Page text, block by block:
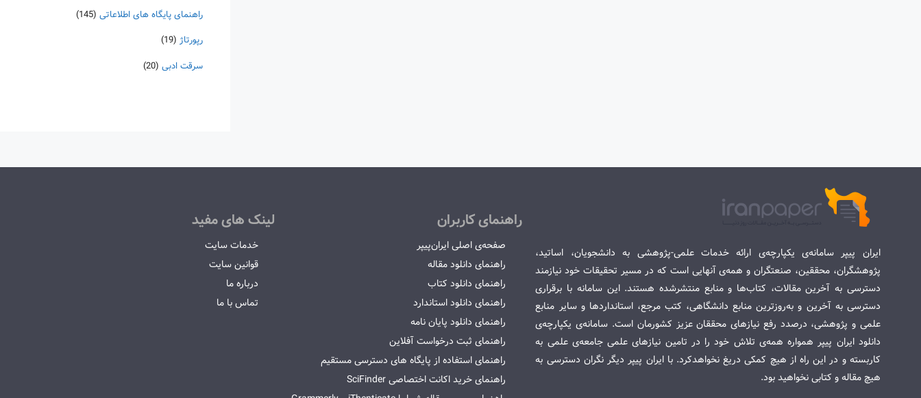
راهنمای پایگاه های اطلاعاتی (145)
رپورتاژ (19)
سرقت ادبی (20)
ایران پیپر سامانه‌ی یکپارچه‌ی ارائه خدمات علمی-پژوهشی به دانشجویان، اساتید،
پژوهشگران، محققین، صنعتگران و همه‌ی آنهایی است که در مسیر تحقیقات خود نیازمند
دسترسی به آخرین مقالات، کتاب‌ها و منابع منتشرشده هستند. این سامانه با برقراری
دسترسی به آخرین و به‌روزترین منابع دانشگاهی، کتب مرجع، استانداردها و سایر منابع
علمی و پژوهشی، درصدد رفع نیازهای محققان عزیز کشورمان است. سامانه‌ی یکپارچه‌ی
دانلود ایران پیپر همواره همه‌ی تلاش خود را در تامین نیازهای علمی جامعه‌ی علمی به
کاربسته و در این راه از هیچ کمکی دریغ نخواهدکرد. با ایران پیپر دیگر نگران دسترسی به
هیچ مقاله و کتابی نخواهید بود.
راهنمای کاربران
صفحه‌ی اصلی ایران‌پیپر
راهنمای دانلود مقاله
راهنمای دانلود کتاب
راهنمای دانلود استاندارد
راهنمای دانلود پایان نامه
راهنمای ثبت درخواست آفلاین
راهنمای استفاده از پایگاه های دسترسی مستقیم
راهنمای خرید اکانت اختصاصی SciFinder
لینک های مفید
خدمات سایت
قوانین سایت
درباره ما
تماس با ما